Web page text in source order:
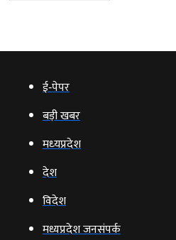
ई‑पेपर
बड़ी खबर
मध्‍यप्रदेश
देश
विदेश
मध्यप्रदेश जनसंपर्क